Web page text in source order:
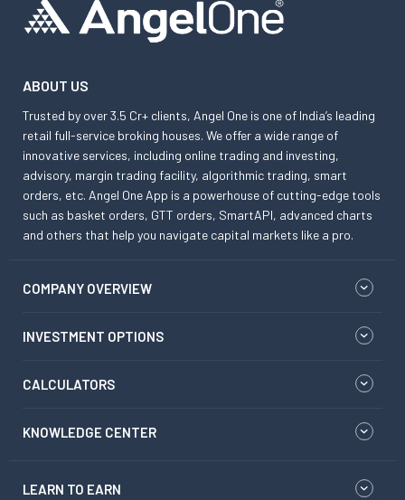
ABOUT US
Trusted by over 3.5 Cr+ clients, Angel One is one of India’s leading
retail full-service broking houses. We offer a wide range of
innovative services, including online trading and investing,
advisory, margin trading facility, algorithmic trading, smart
orders, etc. Angel One App is a powerhouse of cutting-edge tools
such as basket orders, GTT orders, SmartAPI, advanced charts
and others that help you navigate capital markets like a pro.
COMPANY OVERVIEW
INVESTMENT OPTIONS
CALCULATORS
KNOWLEDGE CENTER
LEARN TO EARN